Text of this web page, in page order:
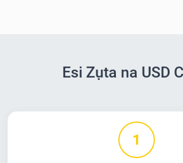
Esi Zụta na USD
1